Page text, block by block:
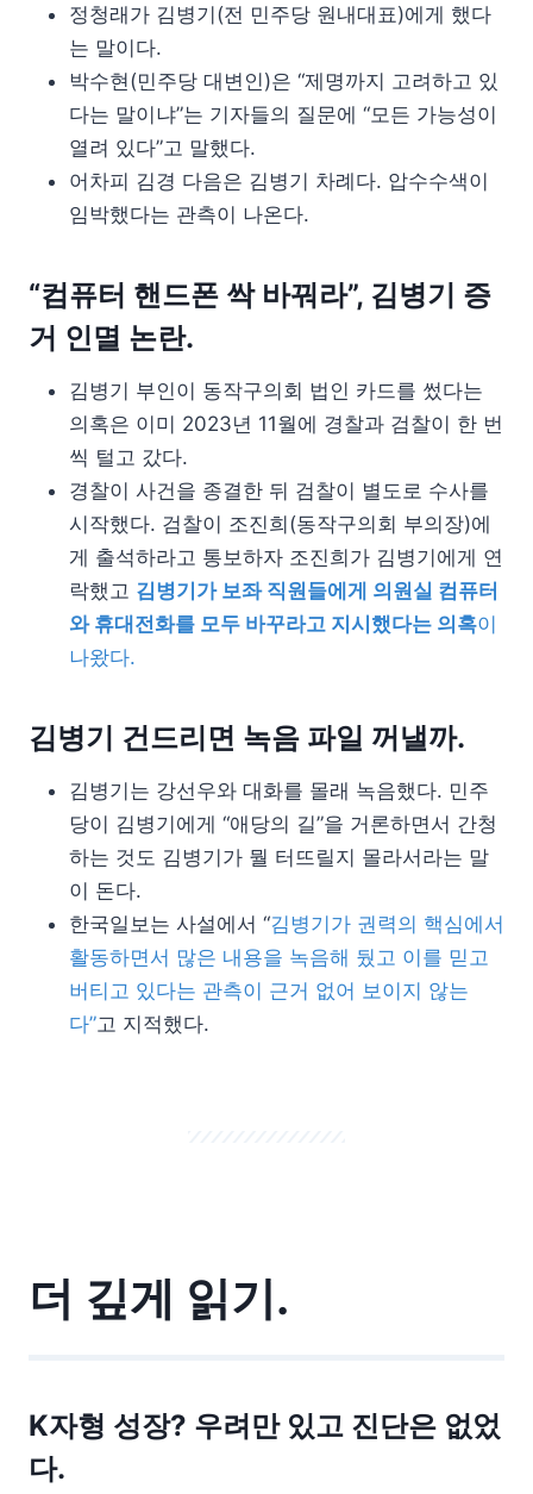
정청래가 김병기(전 민주당 원내대표)에게 했다
는 말이다.
박수현(민주당 대변인)은 “제명까지 고려하고 있
다는 말이냐”는 기자들의 질문에 “모든 가능성이
열려 있다”고 말했다.
어차피 김경 다음은 김병기 차례다. 압수수색이
임박했다는 관측이 나온다.
“컴퓨터 핸드폰 싹 바꿔라”, 김병기 증
거 인멸 논란.
김병기 부인이 동작구의회 법인 카드를 썼다는
의혹은 이미 2023년 11월에 경찰과 검찰이 한 번
씩 털고 갔다.
경찰이 사건을 종결한 뒤 검찰이 별도로 수사를
시작했다. 검찰이 조진희(동작구의회 부의장)에
게 출석하라고 통보하자 조진희가 김병기에게 연
락했고 김병기가 보좌 직원들에게 의원실 컴퓨터
와 휴대전화를 모두 바꾸라고 지시했다는 의혹이
나왔다.
김병기 건드리면 녹음 파일 꺼낼까.
김병기는 강선우와 대화를 몰래 녹음했다. 민주
당이 김병기에게 “애당의 길”을 거론하면서 간청
하는 것도 김병기가 뭘 터뜨릴지 몰라서라는 말
이 돈다.
한국일보는 사설에서 “김병기가 권력의 핵심에서
활동하면서 많은 내용을 녹음해 뒀고 이를 믿고
버티고 있다는 관측이 근거 없어 보이지 않는
다”고 지적했다.
더 깊게 읽기.
K자형 성장? 우려만 있고 진단은 없었
다.